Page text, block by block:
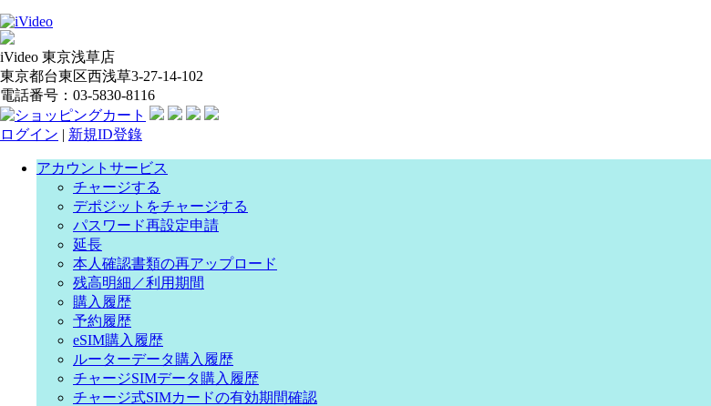
iVideo 東京浅草店
東京都台東区西浅草3-27-14-102
電話番号：03-5830-8116
ログイン | 新規ID登錄
アカウントサービス
チャージする
デポジットをチャージする
パスワード再設定申請
延長
本人確認書類の再アップロード
残高明細／利用期間
購入履歴
予約履歴
eSIM購入履歴
ルーターデータ購入履歴
チャージSIMデータ購入履歴
チャージ式SIMカードの有効期間確認